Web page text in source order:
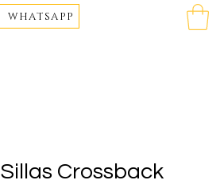
WHATSAPP
Sillas Crossback